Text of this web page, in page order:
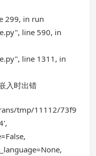
299, in run
line 590, in
line 1311, in
入时出错
tmp/11112/73f9